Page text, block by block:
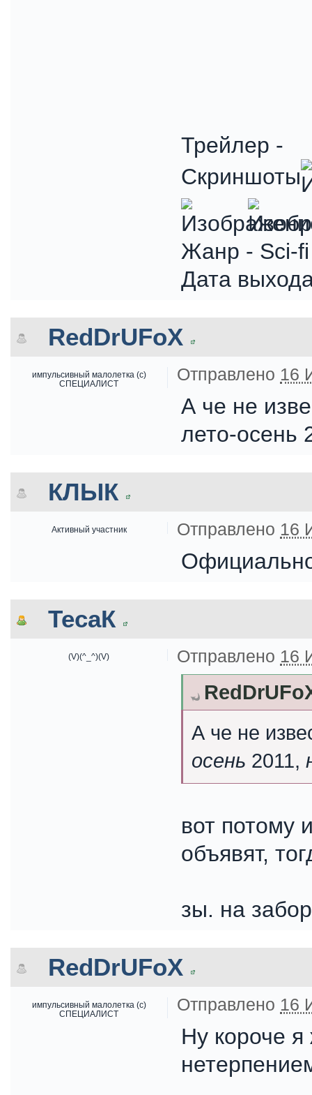
Трейлер -
Скриншоты
Жанр - Sci-fi
Дата
RedDrUFoX
импульсивный малолетка (с)
СПЕЦИАЛИСТ
Отправлено 16
А че не
лето-осень
КЛЫК
Активный участник Отправлено 16
ТесаК
(V)(^_^)(V) Отправлено 16
А че не
осень 2011,
вот потому
объявят,
зы. на
RedDrUFoX
импульсивный малолетка (с)
СПЕЦИАЛИСТ
Отправлено 16
Ну короче